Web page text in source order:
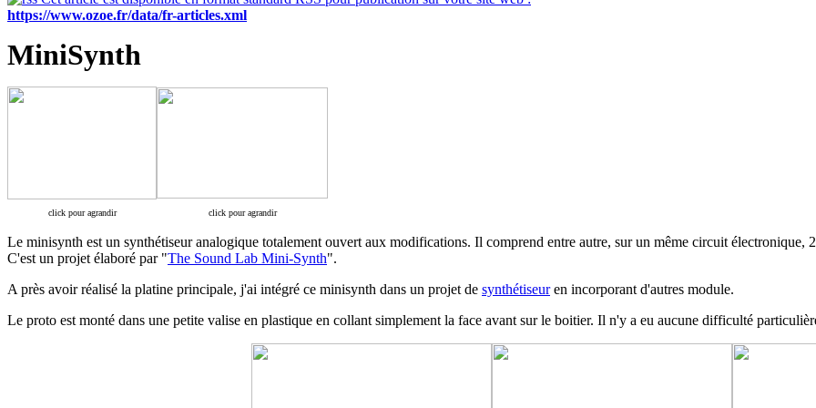
https://www.ozoe.fr/data/fr-articles.xml
MiniSynth
click pour agrandir click pour agrandir
Le minisynth est un synthétiseur analogique totalement ouvert aux modifications. Il comprend entre autre, sur un même circuit
C'est un projet élaboré par "The Sound Lab Mini-Synth".
A près avoir réalisé la platine principale, j'ai intégré ce minisynth dans un projet de synthétiseuren incorporant d'autres module.
Le proto est monté dans une petite valise en plastique en collant simplement la face avant sur le boitier. Il n'y a eu aucune difficulté